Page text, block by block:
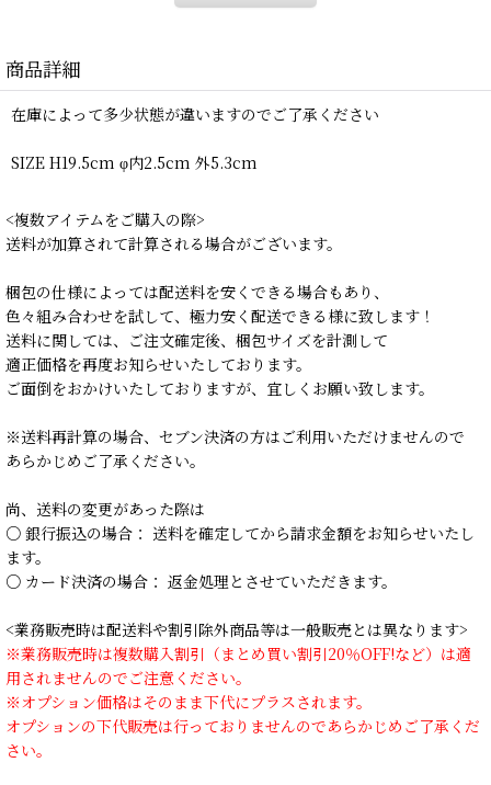
商品詳細
在庫によって多少状態が違いますのでご了承ください
SIZE H19.5cm φ内2.5cm 外5.3cm
<複数アイテムをご購入の際>
送料が加算されて計算される場合がございます。
梱包の仕様によっては配送料を安くできる場合もあり、
色々組み合わせを試して、極力安く配送できる様に致します！
送料に関しては、ご注文確定後、梱包サイズを計測して
適正価格を再度お知らせいたしております。
ご面倒をおかけいたしておりますが、宜しくお願い致します。
※送料再計算の場合、セブン決済の方はご利用いただけませんので
あらかじめご了承ください。
尚、送料の変更があった際は
○ 銀行振込の場合： 送料を確定してから請求金額をお知らせいたし
ます。
○ カード決済の場合： 返金処理とさせていただきます。
<業務販売時は配送料や割引除外商品等は一般販売とは異なります>
※業務販売時は複数購入割引（まとめ買い割引20％OFF!など）は適
用されませんのでご注意ください。
※オプション価格はそのまま下代にプラスされます。
オプションの下代販売は行っておりませんのであらかじめご了承くだ
さい。